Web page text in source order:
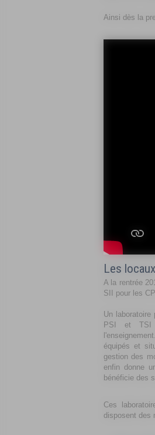
Ainsi dès la
Les locaux
A la rentrée
SII pour les
Un
PSI et TSI
équipés et
gestion des
enfin donne
bénéficie des
Ces
disposent des